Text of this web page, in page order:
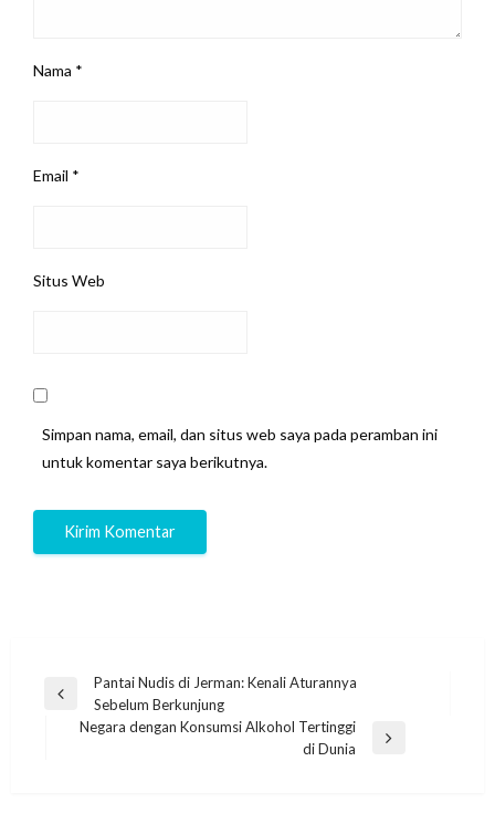
Nama *
Email *
Situs Web
Simpan nama, email, dan situs web saya pada peramban ini
untuk komentar saya berikutnya.
Navigasi
Previous
Pantai Nudis di Jerman: Kenali Aturannya
Sebelum Berkunjung
Negara dengan Konsumsi Alkohol Tertinggi
di Dunia